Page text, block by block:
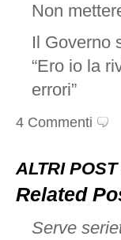
Non
Il Governo
“Ero io la
errori”
4 Commenti
ALTRI
Related
Serve